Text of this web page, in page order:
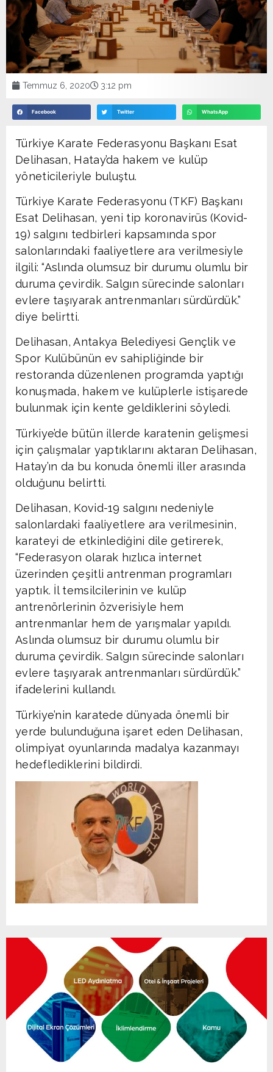
Temmuz 6, 2020 3:12 pm
Facebook Twitter WhatsApp
Türkiye Karate Federasyonu Başkanı Esat
Delihasan, Hatay’da hakem ve kulüp
yöneticileriyle buluştu.
Türkiye Karate Federasyonu (TKF) Başkanı
Esat Delihasan, yeni tip koronavirüs (Kovid-
19) salgını tedbirleri kapsamında spor
salonlarındaki faaliyetlere ara verilmesiyle
ilgili: “Aslında olumsuz bir durumu olumlu bir
duruma çevirdik. Salgın sürecinde salonları
evlere taşıyarak antrenmanları sürdürdük.”
diye belirtti.
Delihasan, Antakya Belediyesi Gençlik ve
Spor Kulübünün ev sahipliğinde bir
restoranda düzenlenen programda yaptığı
konuşmada, hakem ve kulüplerle istişarede
bulunmak için kente geldiklerini söyledi.
Türkiye’de bütün illerde karatenin gelişmesi
için çalışmalar yaptıklarını aktaran Delihasan,
Hatay’ın da bu konuda önemli iller arasında
olduğunu belirtti.
Delihasan, Kovid-19 salgını nedeniyle
salonlardaki faaliyetlere ara verilmesinin,
karateyi de etkinlediğini dile getirerek,
“Federasyon olarak hızlıca internet
üzerinden çeşitli antrenman programları
yaptık. İl temsilcilerinin ve kulüp
antrenörlerinin özverisiyle hem
antrenmanlar hem de yarışmalar yapıldı.
Aslında olumsuz bir durumu olumlu bir
duruma çevirdik. Salgın sürecinde salonları
evlere taşıyarak antrenmanları sürdürdük.”
ifadelerini kullandı.
Türkiye’nin karatede dünyada önemli bir
yerde bulunduğuna işaret eden Delihasan,
olimpiyat oyunlarında madalya kazanmayı
hedeflediklerini bildirdi.